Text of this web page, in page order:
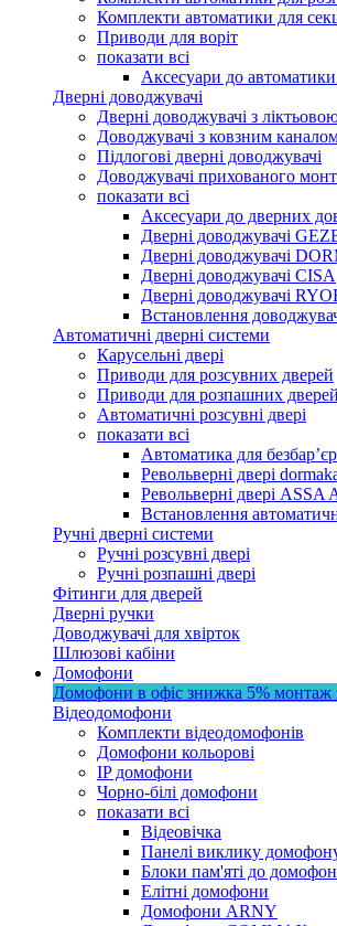
Комплекти автоматики для
Приводи для воріт
показати всі
Аксесуари до автоматики
Дверні доводжувачі
Дверні доводжувачі з
Доводжувачі з ковзним
Підлогові дверні доводжувачі
Доводжувачі прихованого
показати всі
Аксесуари до дверних
Дверні доводжувачі
Дверні доводжувачі
Дверні доводжувачі CISA
Дверні доводжувачі
Встановлення
Автоматичні дверні системи
Карусельні двері
Приводи для розсувних дверей
Приводи для розпашних дверей
Автоматичні розсувні двері
показати всі
Автоматика для
Револьверні двері
Револьверні двері ASSA
Встановлення
Ручні дверні системи
Ручні розсувні двері
Ручні розпашні двері
Фітинги для дверей
Дверні ручки
Доводжувачі для хвірток
Шлюзові кабіни
Домофони
Домофони в офіс знижка 5% монтаж
Відеодомофони
Комплекти відеодомофонів
Домофони кольорові
IP домофони
Чорно-білі домофони
показати всі
Відеовічка
Панелі виклику
Блоки пам'яті до
Елітні домофони
Домофони ARNY